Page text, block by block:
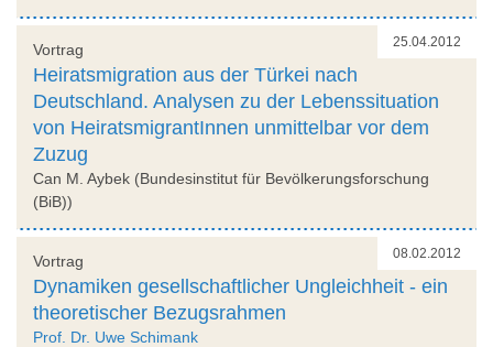
25.04.2012
Vortrag
Heiratsmigration aus der Türkei nach
Deutschland. Analysen zu der Lebenssituation
von HeiratsmigrantInnen unmittelbar vor dem
Zuzug
Can M. Aybek (Bundesinstitut für Bevölkerungsforschung
(BiB))
08.02.2012
Vortrag
Dynamiken gesellschaftlicher Ungleichheit - ein
theoretischer Bezugsrahmen
Prof. Dr. Uwe Schimank